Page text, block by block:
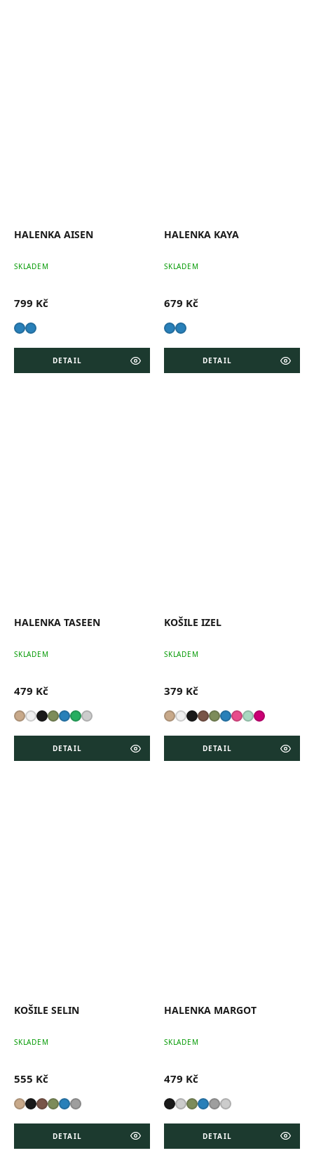
HALENKA AISEN
SKLADEM
799 Kč
DETAIL
HALENKA KAYA
SKLADEM
679 Kč
DETAIL
HALENKA TASEEN
SKLADEM
479 Kč
DETAIL
KOŠILE IZEL
SKLADEM
379 Kč
DETAIL
KOŠILE SELIN
SKLADEM
555 Kč
DETAIL
HALENKA MARGOT
SKLADEM
479 Kč
DETAIL